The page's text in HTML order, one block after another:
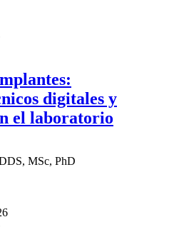
digitales y
el laboratorio
MSc, PhD